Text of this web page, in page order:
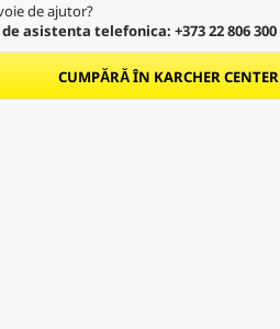
de ajutor?
asistenta telefonica: +373 22 806 300
CUMPĂRĂ ÎN KARCHER CENTER